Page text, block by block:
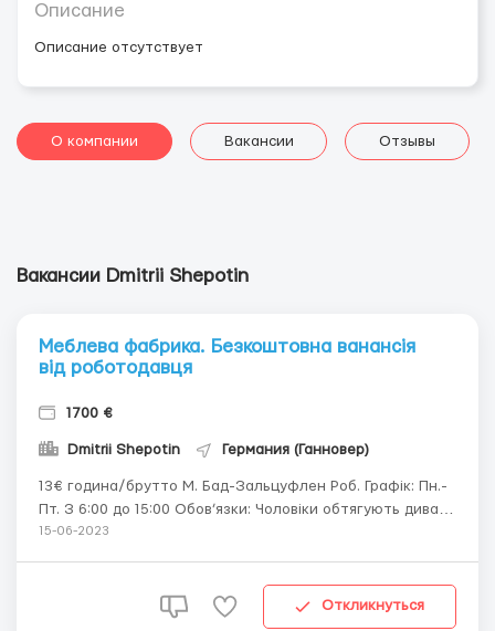
Описание
Описание отсутствует
О компании Вакансии Отзывы
Вакансии Dmitrii Shepotin
Меблева фабрика. Безкоштовна ванансія
від роботодавця
1700 €
Dmitrii Shepotin Германия (Ганновер)
13€ година/брутто М. Бад-Зальцуфлен Роб. Графік: Пн.-
Пт. З 6:00 до 15:00 Обов’язки: Чоловіки обтягують дивани
та стільці шкірою, робота з пістолетом. Жінки
15-06-2023
Откликнуться